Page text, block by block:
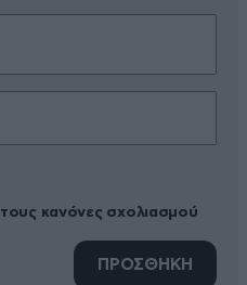
κανόνες σχολιασμού
ΠΡΟΣΘΗΚΗ